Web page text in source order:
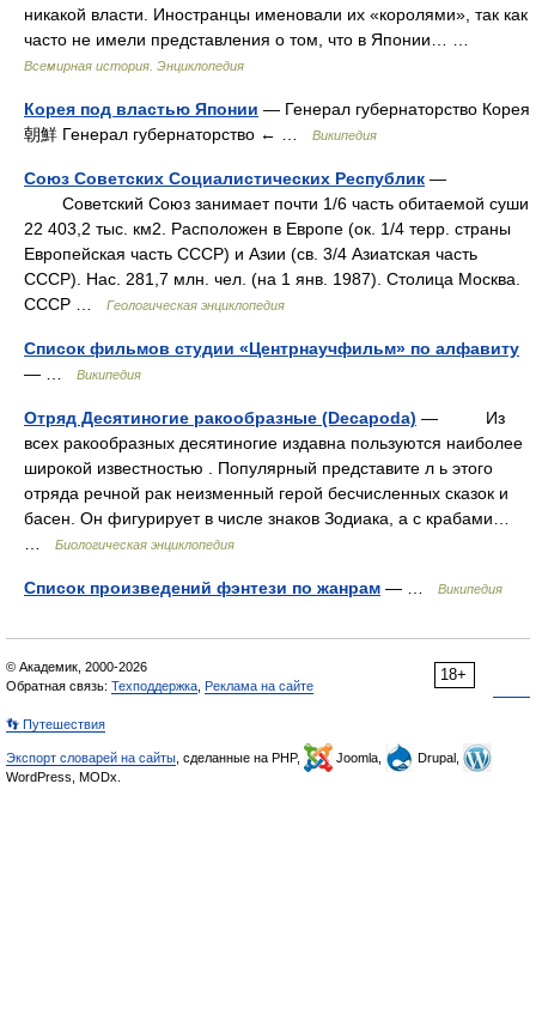
никакой власти. Иностранцы именовали их «королями», так как
часто не имели представления о том, что в Японии… …
Всемирная история. Энциклопедия
Корея под властью Японии — Генерал губернаторство Корея
朝鮮 Генерал губернаторство ← …
Википедия
Союз Советских Социалистических Республик —
Cоветский Cоюз занимает почти 1/6 часть обитаемой суши
22 403,2 тыс. км2. Pасположен в Eвропе (ок. 1/4 терр. страны
Eвропейская часть CCCP) и Aзии (св. 3/4 Aзиатская часть
CCCP). Hac. 281,7 млн. чел. (на 1 янв. 1987). Cтолица Mосква.
CCCP …
Геологическая энциклопедия
Список фильмов студии «Центрнаучфильм» по алфавиту
— …
Википедия
Отряд Десятиногие ракообразные (Decapoda) — Из
всех ракообразных десятиногие издавна пользуются наиболее
широкой известностью . Популярный представите л ь этого
отряда речной рак неизменный герой бесчисленных сказок и
басен. Он фигурирует в числе знаков Зодиака, а с крабами…
Биологическая энциклопедия
Список произведений фэнтези по жанрам — … Википедия
18+
© Академик, 2000-2026
Обратная связь: Техподдержка Реклама на сайте
👣 Путешествия
Экспорт словарей на сайты , сделанные на PHP, Joomla,
Drupal,
WordPress, MODx.